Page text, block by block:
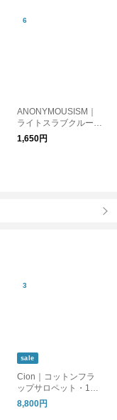
ANONYMOUSISM｜
ライトスラブクルーソ
ックス 靴下 1679000
1,650円
sale
Cion｜コットンフラ
ップサロペット・19-2
5104
8,800円